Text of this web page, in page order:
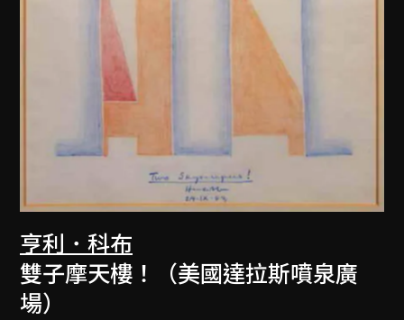
亨利．科布
雙子摩天樓！（美國達拉斯噴泉廣
場）